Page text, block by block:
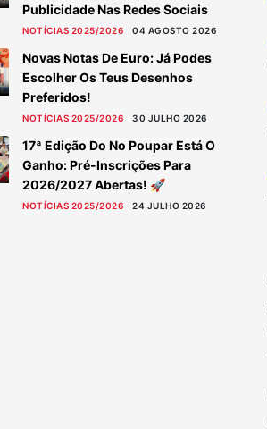
Publicidade Nas Redes Sociais
NOTÍCIAS 2025/2026 04 AGOSTO 2026
Novas Notas De Euro: Já Podes
Escolher Os Teus Desenhos
Preferidos!
NOTÍCIAS 2025/2026 30 JULHO 2026
17ª Edição Do No Poupar Está O
Ganho: Pré-Inscrições Para
2026/2027 Abertas! 🚀
NOTÍCIAS 2025/2026 24 JULHO 2026